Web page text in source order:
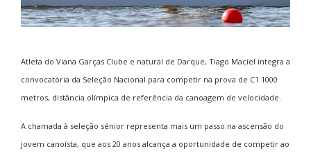
Atleta do Viana Garças Clube e natural de Darque, Tiago Maciel integra a
convocatória da Seleção Nacional para competir na prova de C1 1000
metros, distância olímpica de referência da canoagem de velocidade.
A chamada à seleção sénior representa mais um passo na ascensão do
jovem canoísta, que aos 20 anos alcança a oportunidade de competir ao